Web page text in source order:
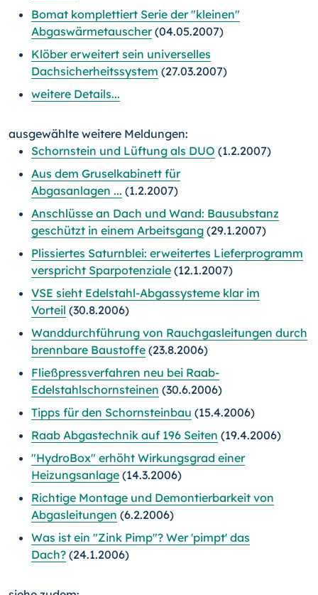
Bomat komplettiert Serie der "kleinen"
Abgaswärmetauscher(04.05.2007)
Klöber erweitert sein universelles
Dachsicherheitssystem (27.03.2007)
weitere Details...
ausgewählte weitere Meldungen:
Schornstein und Lüftung als DUO (1.2.2007)
Aus dem Gruselkabinett für
Abgasanlagen ... (1.2.2007)
Anschlüsse an Dach und Wand: Bausubstanz
geschützt in einem Arbeitsgang (29.1.2007)
Plissiertes Saturnblei: erweitertes Lieferprogramm
verspricht Sparpotenziale (12.1.2007)
VSE sieht Edelstahl-Abgassysteme klar im
Vorteil (30.8.2006)
Wanddurchführung von Rauchgasleitungen durch
brennbare Baustoffe (23.8.2006)
Fließpressverfahren neu bei Raab-
Edelstahlschornsteinen (30.6.2006)
Tipps für den Schornsteinbau (15.4.2006)
Raab Abgastechnik auf 196 Seiten (19.4.2006)
"HydroBox" erhöht Wirkungsgrad einer
Heizungsanlage (14.3.2006)
Richtige Montage und Demontierbarkeit von
Abgasleitungen (6.2.2006)
Was ist ein "Zink Pimp"? Wer 'pimpt' das
Dach? (24.1.2006)